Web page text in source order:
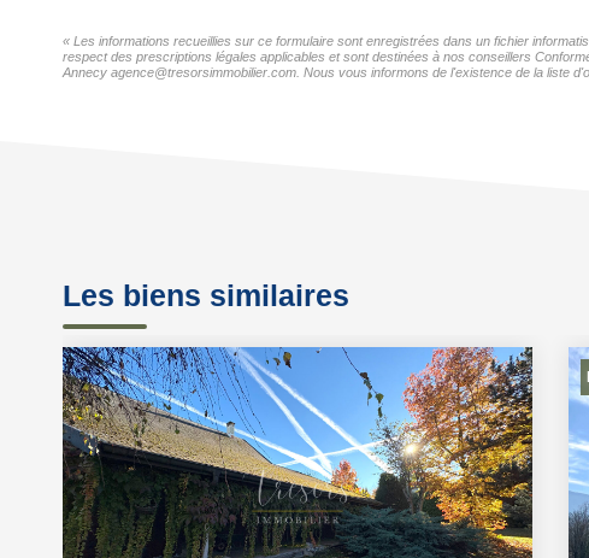
« Les informations recueillies sur ce formulaire sont enregistrées dans un fichier
respect des prescriptions légales applicables et sont destinées à nos conseillers
Annecy agence@tresorsimmobilier.com. Nous vous informons de l'existence de la liste
Les biens similaires